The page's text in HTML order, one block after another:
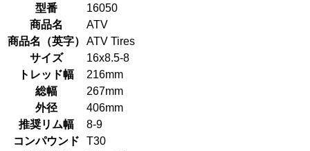
型番
16050
商品名
ATV
商品名（英字）
ATV Tires
サイズ
16x8.5-8
トレッド幅
216mm
総幅
267mm
外径
406mm
推奨リム幅
8-9
コンパウンド
T30